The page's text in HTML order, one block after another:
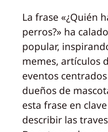
La frase «¿Quién
perros?» ha
popular,
memes, artículos
eventos
dueños de
esta frase en
describir las